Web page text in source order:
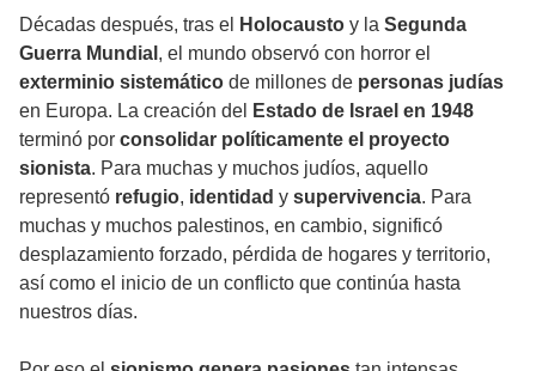
Décadas después, tras el Holocausto y la Segunda
Guerra Mundial , el mundo observó con horror el
exterminio sistemático de millones de personas judías
en Europa. La creación del
Estado de Israel en 1948
terminó por consolidar políticamente el proyecto
sionista. Para muchas y muchos judíos, aquello
representó refugio, identidad y supervivencia. Para
muchas y muchos palestinos, en cambio, significó
desplazamiento forzado, pérdida de hogares y territorio,
así como el inicio de un conflicto que continúa hasta
nuestros días.